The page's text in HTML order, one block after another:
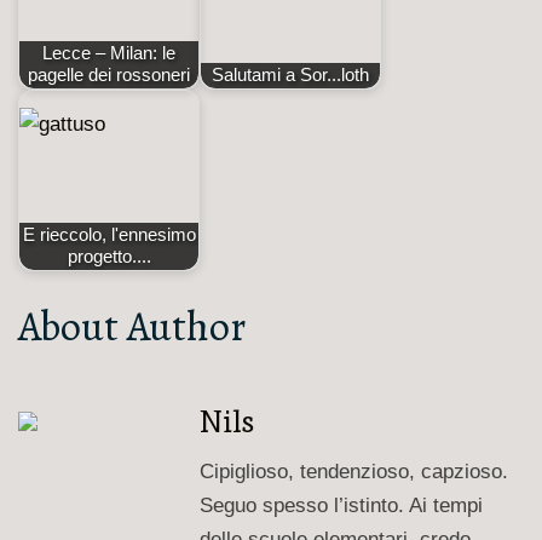
Lecce – Milan: le
pagelle dei rossoneri
Salutami a Sor...loth
E rieccolo, l'ennesimo
progetto....
About Author
Nils
Cipiglioso, tendenzioso, capzioso.
Seguo spesso l’istinto. Ai tempi